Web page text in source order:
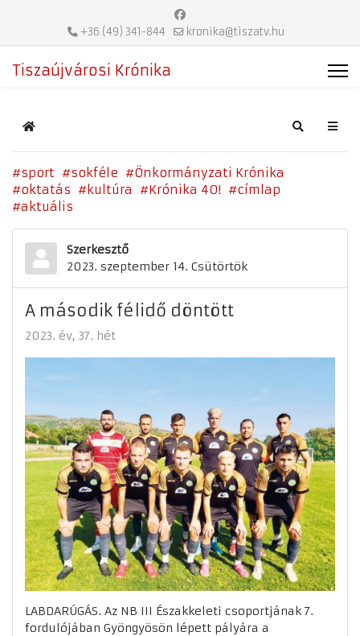
+36 (49) 341-844 kronika@tiszatv.hu
Tiszaújvárosi Krónika
Home Search
sport sokféle
Önkormányzati Krónika
oktatás
kultúra Krónika 40!
címlap
aktuális
Szerkesztő
2023. szeptember 14. Csütörtök
A második félidő döntött
2023. év 37. hét
LABDARÚGÁS. Az NB III Északkeleti csoportjának 7.
fordulójában Gyöngyösön lépett pályára a